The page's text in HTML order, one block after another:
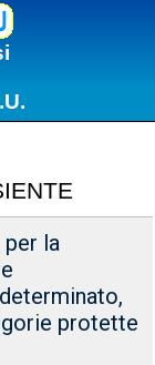
la
protette